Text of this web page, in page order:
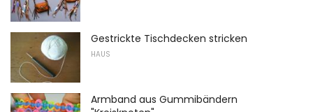
Gestrickte Tischdecken stricken
HAUS
Armband aus Gummibändern